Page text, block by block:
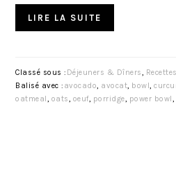
LIRE LA SUITE
Classé sous : Déjeuners & Dîners, Recettes
Balisé avec : avocado, avocat, bowl,
oatmeal, oats, oeuf, porridge, power bowl,